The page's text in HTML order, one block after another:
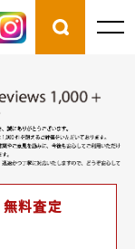
無料査定